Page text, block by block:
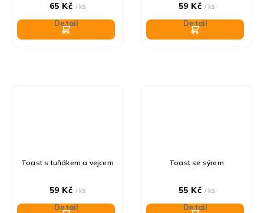
65 Kč / ks
Detail
59 Kč / ks
Detail
Toast s tuňákem a vejcem
59 Kč / ks
Detail
Toast se sýrem
55 Kč / ks
Detail